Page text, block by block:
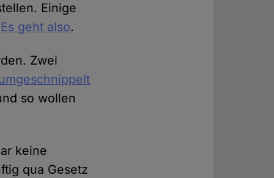
Einige
Es geht also.
Zwei
so wollen
keine
qua Gesetz